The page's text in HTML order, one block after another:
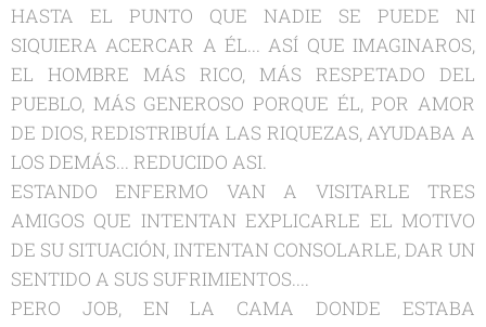
HASTA EL PUNTO QUE NADIE SE PUEDE NI
SIQUIERA ACERCAR A ÉL... ASÍ QUE IMAGINAROS,
EL HOMBRE MÁS RICO, MÁS RESPETADO DEL
PUEBLO, MÁS GENEROSO PORQUE ÉL, POR AMOR
DE DIOS, REDISTRIBUÍA LAS RIQUEZAS, AYUDABA A
LOS DEMÁS... REDUCIDO ASI.
ESTANDO ENFERMO VAN A VISITARLE TRES
AMIGOS QUE INTENTAN EXPLICARLE EL MOTIVO
DE SU SITUACIÓN, INTENTAN CONSOLARLE, DAR UN
SENTIDO A SUS SUFRIMIENTOS....
PERO JOB, EN LA CAMA DONDE ESTABA